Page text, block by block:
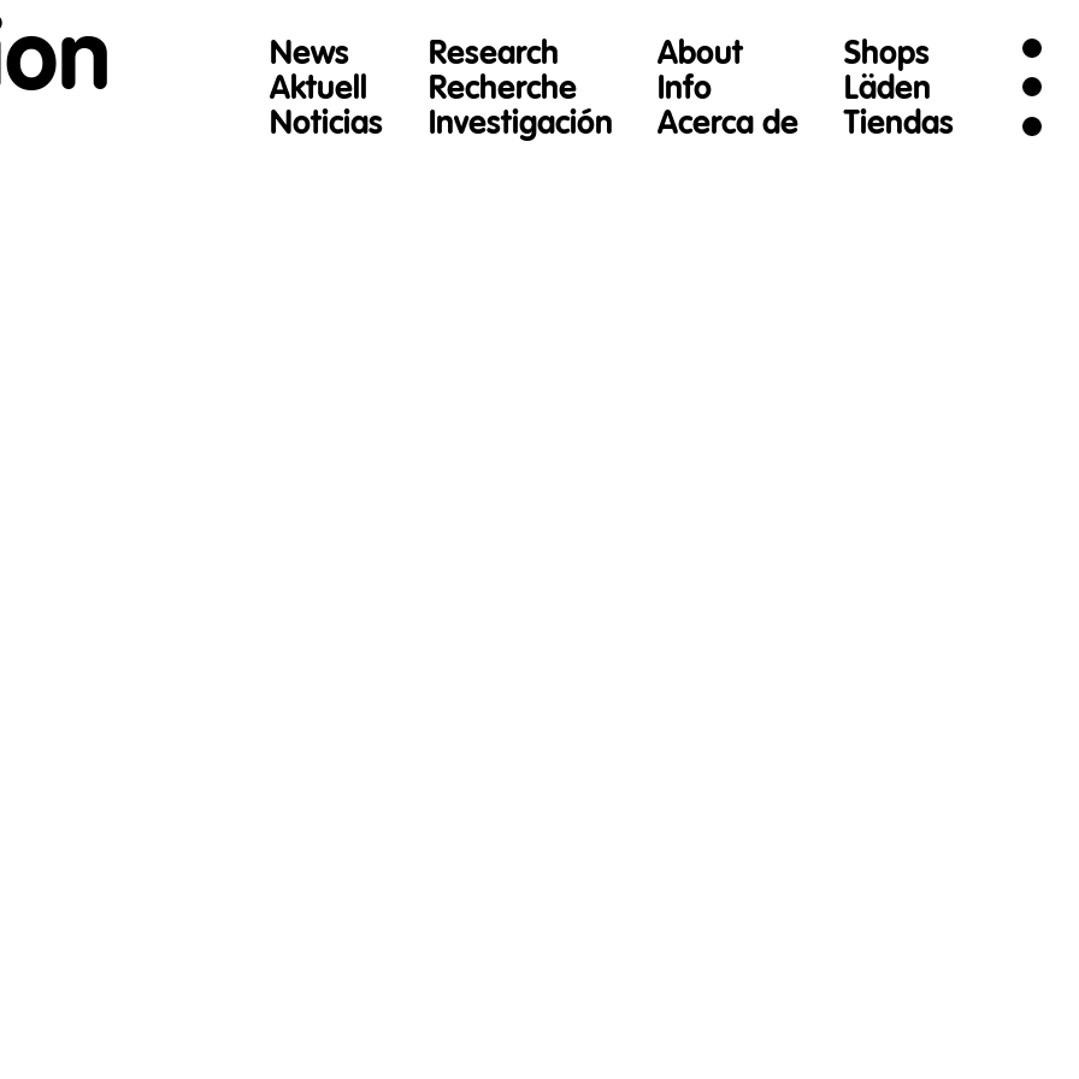
News
Aktuell
Noticias
Research
Recherche
Investigación
About
Info
Acerca de
Shops
Läden
Tiendas